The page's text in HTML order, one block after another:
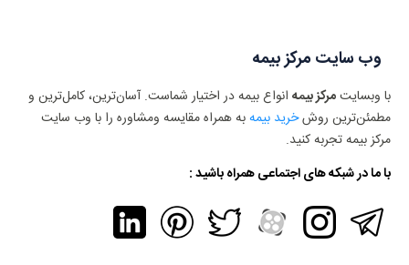
وب سایت مرکز بیمه
با وبسایتمرکز بیمه انواع بیمه در اختیار شماست. آسان‌ترین، کامل‌ترین و
مطمئن‌ترین روشخرید بیمهبه همراه مقایسه ومشاوره را با وب سایت
مرکز بیمه تجربه کنید.
با ما در شبکه های اجتماعی همراه باشید :